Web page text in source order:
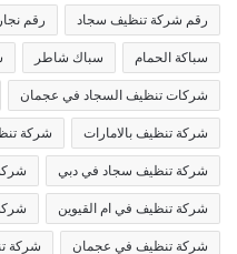
رقم شركة تنظيف سجاد رقم
سباكة الحمام سباك شاطر
شركات تنظيف السجاد في عجمان
شركة تنظيف بالامارات شركة
شركة تنظيف سجاد في دبي
شركة تنظيف في ام القيوين
شركة تنظيف في عجمان شركة